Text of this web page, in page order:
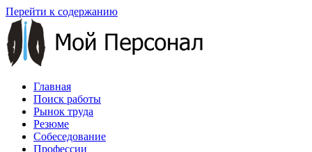
Перейти к содержанию
Главная
Поиск работы
Рынок труда
Резюме
Собеседование
Профессии